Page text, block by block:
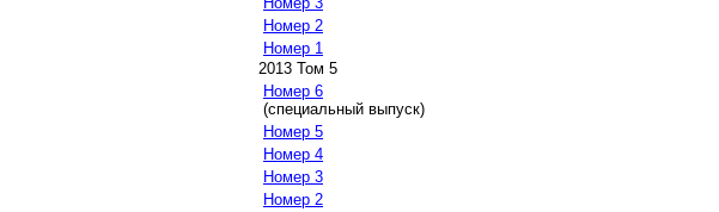
Номер 2
Номер 1
2013 Том 5
Номер 6
(специальный выпуск)
Номер 5
Номер 4
Номер 3
Номер 2